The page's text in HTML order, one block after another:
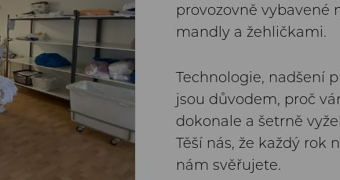
provozovně
mandly a žehličkami.
Technologie, nadšení
jsou důvodem, proč
dokonale a šetrně
Těší nás, že každý rok
nám svěřujete.